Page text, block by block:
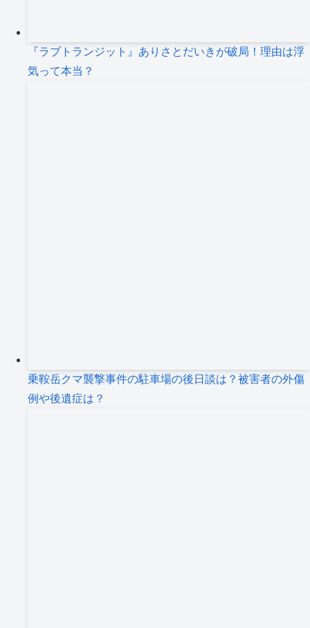
『ラブトランジット』ありさとだいきが破局！理由は浮
気って本当？
乗鞍岳クマ襲撃事件の駐車場の後日談は？被害者の外傷
例や後遺症は？